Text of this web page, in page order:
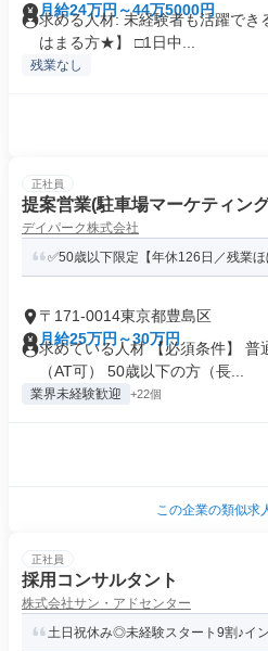
月給24万円～44万5000円
求める人材: 未経験者も活躍でき
はまる方★】 □1日中...
残業なし
正社員
提案営業(駐車場マーケティン
デイパーク株式会社
✅50歳以下限定【年休126日／残業ほ
〒171-0014東京都豊島区
月給25万円～30万円
求めている人材 【必須条件】 普
（AT可） 50歳以下の方（長...
業界未経験歓迎 +22個
この企業の類似求
正社員
採用コンサルタント
株式会社サン・アドセンター
土日祝休み◎未経験スタート9割♪イ